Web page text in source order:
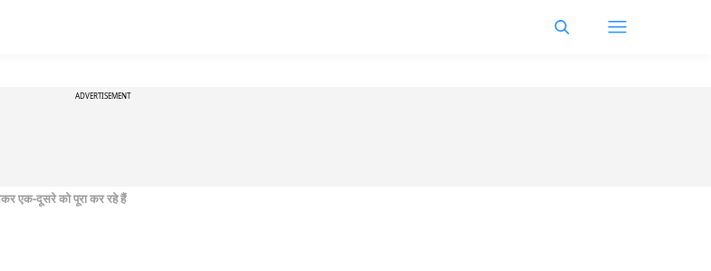
ADVERTISEMENT
एक-दूसरे को पूरा कर रहे हैं